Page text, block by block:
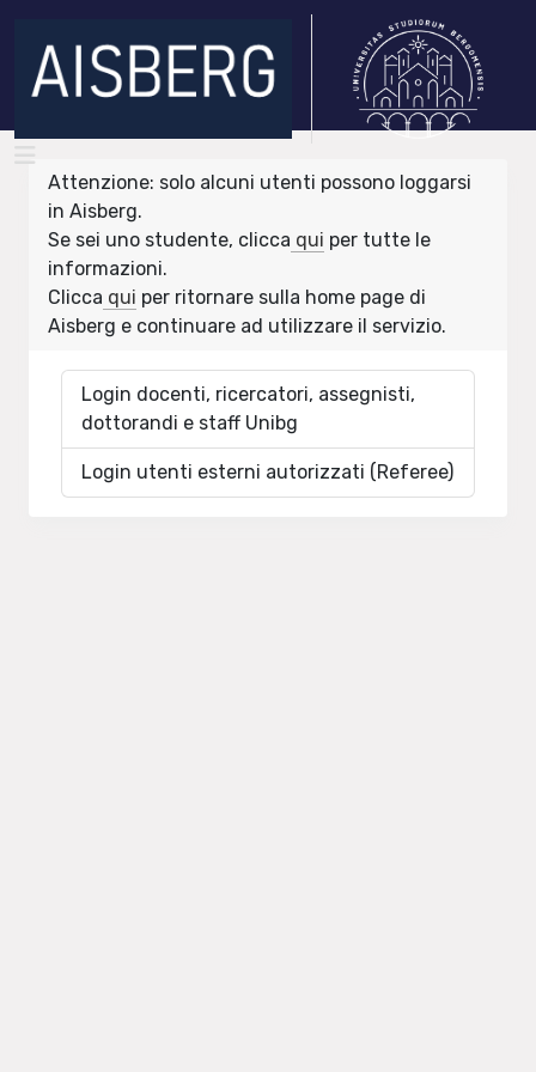
Attenzione: solo alcuni utenti possono loggarsi
in Aisberg.
Se sei uno studente, clicca qui per tutte le
informazioni.
Clicca qui per ritornare sulla home page di
Aisberg e continuare ad utilizzare il servizio.
Login docenti, ricercatori, assegnisti,
dottorandi e staff Unibg
Login utenti esterni autorizzati (Referee)